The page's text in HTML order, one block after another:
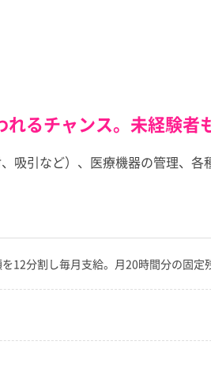
るチャンス。未経験者
引など）、医療機器の管理、各
12分割し毎月支給。月20時間分の固